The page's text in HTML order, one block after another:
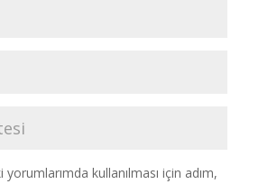
kullanılması için adım,